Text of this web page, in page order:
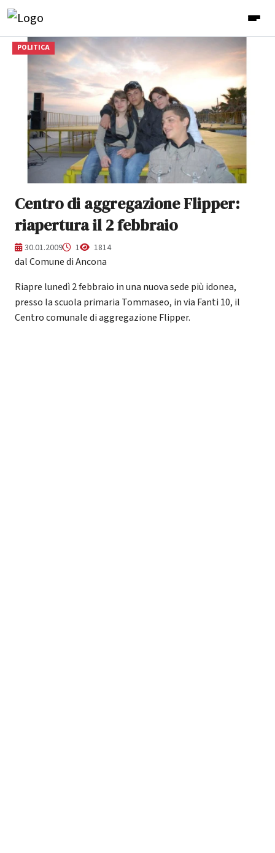
POLITICA
Centro di aggregazione Flipper:
riapertura il 2 febbraio
30.01.2009 1 1814
dal Comune di Ancona
Riapre lunedì 2 febbraio in una nuova sede più idonea,
presso la scuola primaria Tommaseo, in via Fanti 10, il
Centro comunale di aggregazione Flipper.